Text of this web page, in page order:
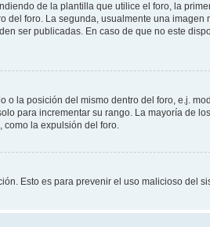
de la plantilla que utilice el foro, la
foro. La segunda, usualmente una
ser publicadas. En caso de que no este
la posición del mismo dentro del foro, e.j.
para incrementar su rango. La mayoría de
la expulsión del foro.
Esto es para prevenir el uso malicioso del